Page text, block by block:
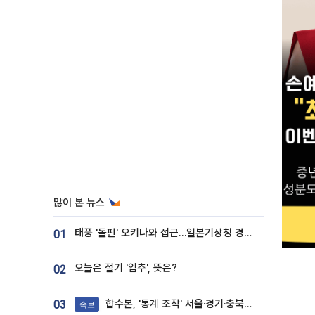
많이 본 뉴스
01 태풍 '돌핀' 오키나와 접근…일본기상청 경로 업데이트
02 오늘은 절기 '입추', 뜻은?
03 속보 합수본, '통계 조작' 서울·경기·충북 선관위 등 추가 압수수색